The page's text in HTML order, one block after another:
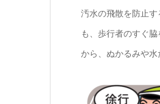
汚水の飛散を防止
も、歩行者のすぐ
から、ぬかるみや水